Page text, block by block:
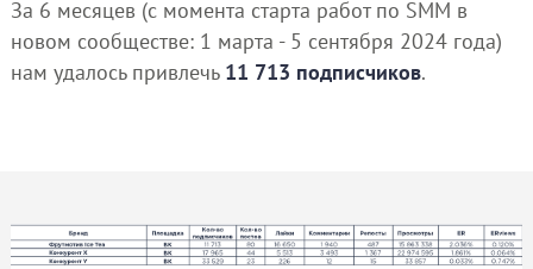
За 6 месяцев (с момента старта работ по SMM в
новом сообществе: 1 марта - 5 сентября 2024 года)
нам удалось привлечь 11 713 подписчиков.